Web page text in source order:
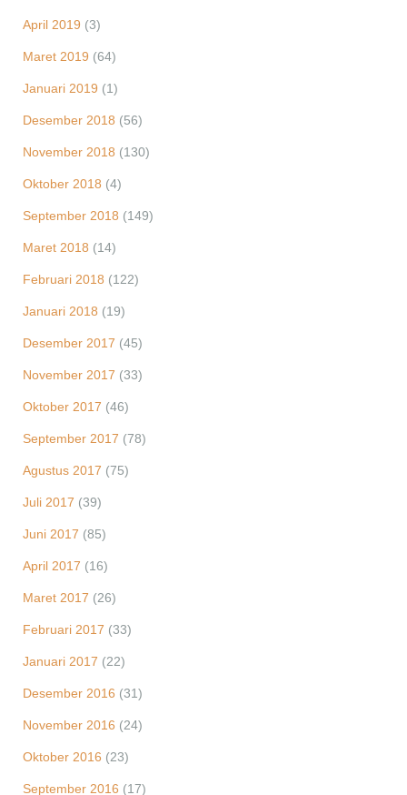
April 2019 (3)
Maret 2019 (64)
Januari 2019 (1)
Desember 2018 (56)
November 2018 (130)
Oktober 2018 (4)
September 2018 (149)
Maret 2018 (14)
Februari 2018 (122)
Januari 2018 (19)
Desember 2017 (45)
November 2017 (33)
Oktober 2017 (46)
September 2017 (78)
Agustus 2017 (75)
Juli 2017 (39)
Juni 2017 (85)
April 2017 (16)
Maret 2017 (26)
Februari 2017 (33)
Januari 2017 (22)
Desember 2016 (31)
November 2016 (24)
Oktober 2016 (23)
September 2016 (17)